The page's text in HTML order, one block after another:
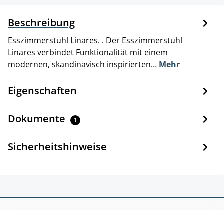
Beschreibung
Esszimmerstuhl Linares. . Der Esszimmerstuhl
Linares verbindet Funktionalität mit einem
modernen, skandinavisch inspirierten… Mehr
Eigenschaften
Dokumente 1
Sicherheitshinweise